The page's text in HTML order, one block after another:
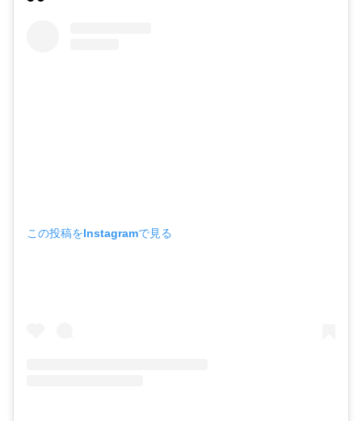
この投稿をInstagramで見る